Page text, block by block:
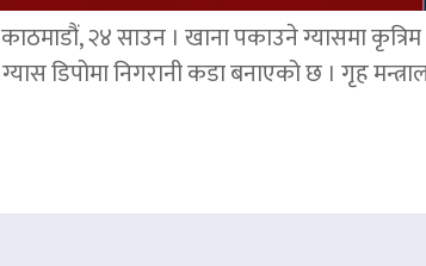
काठमाडौं, २४ साउन । खाना पकाउने ग्यासमा
ग्यास डिपोमा निगरानी कडा बनाएको छ । गृह